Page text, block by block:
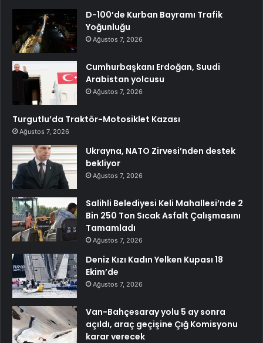
D-100’de Kurban Bayramı Trafik
Yoğunluğu
Ağustos 7, 2026
Cumhurbaşkanı Erdoğan, Suudi
Arabistan yolcusu
Ağustos 7, 2026
Turgutlu’da Traktör-Motosiklet Kazası
Ağustos 7, 2026
Ukrayna, NATO Zirvesi’nden destek
bekliyor
Ağustos 7, 2026
Salihli Belediyesi Keli Mahallesi’nde 2
Bin 250 Ton Sıcak Asfalt Çalışmasını
Tamamladı
Ağustos 7, 2026
Deniz Kızı Kadın Yelken Kupası 18
Ekim’de
Ağustos 7, 2026
Van-Bahçesaray yolu 5 ay sonra
açıldı, araç geçişine Çığ Komisyonu
karar verecek